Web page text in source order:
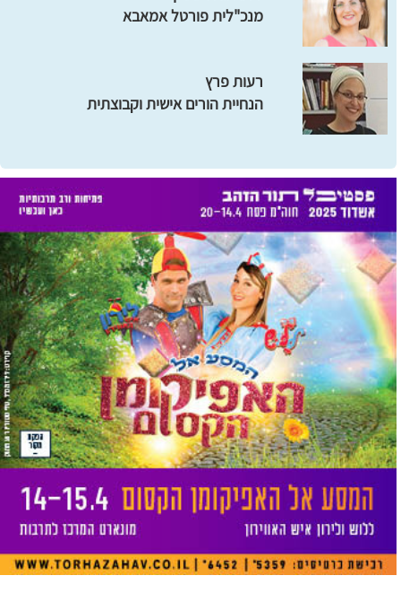
מנכ"לית פורטל אמאבא
רעות פרץ
הנחיית הורים אישית וקבוצתית